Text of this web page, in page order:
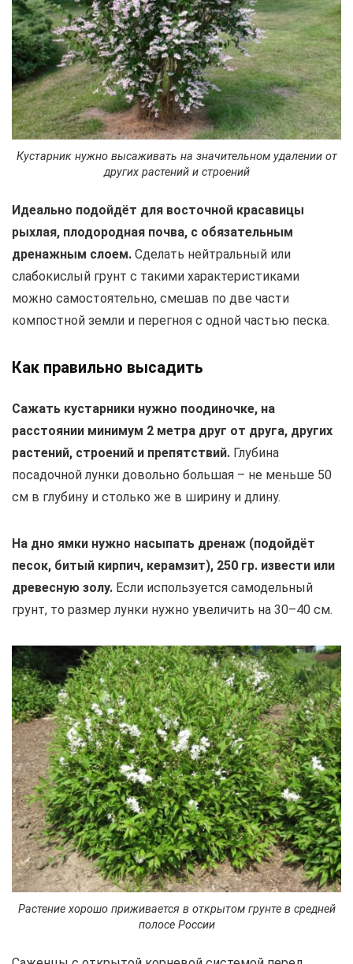
Кустарник нужно высаживать на значительном удалении от
других растений и строений
Идеально подойдёт для восточной красавицы
рыхлая, плодородная почва, с обязательным
дренажным слоем. Сделать нейтральный или
слабокислый грунт с такими характеристиками
можно самостоятельно, смешав по две части
компостной земли и перегноя с одной частью песка.
Как правильно высадить
Сажать кустарники нужно поодиночке, на
расстоянии минимум 2 метра друг от друга, других
растений, строений и препятствий. Глубина
посадочной лунки довольно большая – не меньше 50
см в глубину и столько же в ширину и длину.
На дно ямки нужно насыпать дренаж (подойдёт
песок, битый кирпич, керамзит), 250 гр. извести или
древесную золу. Если используется самодельный
грунт, то размер лунки нужно увеличить на 30–40 см.
Растение хорошо приживается в открытом грунте в средней
полосе России